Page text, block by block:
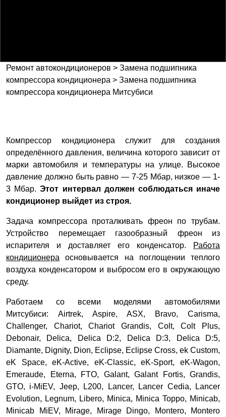
Ремонт автокондиционеров > Замена подшипника
компрессора кондиционера > Замена подшипника
компрессора кондиционера Митсубиси
Компрессор кондиционера служит для создания
определённого давления, величина которого зависит от
марки автомобиля и температуры на улице. Высокое
давление должно быть равно — 7-25 Мбар, низкое — 1-
3 Мбар.Этот интервал должен соблюдаться иначе
кондиционер выйдет из строя.
Задача компрессора проталкивать фреон по трубам.
Устройство перемещает газообразный фреон из
испарителя и доставляет его конденсатор.
Работа
кондиционера основывается на поглощении теплого
воздуха конденсатором и выбросом его в окружающую
среду.
Работаем со всеми моделями автомобилями
Митсубиси: Airtrek, Aspire, ASX, Bravo, Carisma,
Challenger, Chariot, Chariot Grandis, Colt, Colt Plus,
Debonair, Delica, Delica D:2, Delica D:3, Delica D:5,
Diamante, Dignity, Dion, Eclipse, Eclipse Cross, ek Custom,
eK Space, eK-Active, eK-Classic, eK-Sport, eK-Wagon,
Emeraude, Eterna, FTO, Galant, Galant Fortis, Grandis,
GTO, i-MiEV, Jeep, L200, Lancer, Lancer Cedia, Lancer
Evolution, Legnum, Libero, Minica, Minica Toppo, Minicab,
Minicab MiEV, Mirage, Mirage Dingo, Montero, Montero